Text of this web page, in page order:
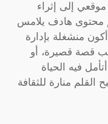
إلى إثراء
محتوى هادف يلامس
منشغلة بإدارة
قصة قصيرة، أو
فيه الحياة
منارة للثقافة